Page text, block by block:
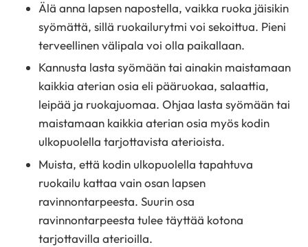
Älä anna lapsen napostella, vaikka ruoka jäisikin
syömättä, sillä ruokailurytmi voi sekoittua. Pieni
terveellinen välipala voi olla paikallaan.
Kannusta lasta syömään tai ainakin maistamaan
kaikkia aterian osia eli pääruokaa, salaattia,
leipää ja ruokajuomaa. Ohjaa lasta syömään tai
maistamaan kaikkia aterian osia myös kodin
ulkopuolella tarjottavista aterioista.
Muista, että kodin ulkopuolella tapahtuva
ruokailu kattaa vain osan lapsen
ravinnontarpeesta. Suurin osa
ravinnontarpeesta tulee täyttää kotona
tarjottavilla aterioilla.